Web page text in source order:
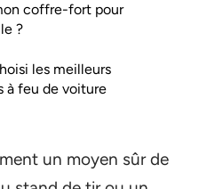
coffre-fort pour
?
les meilleurs
à feu de voiture
un moyen sûr de